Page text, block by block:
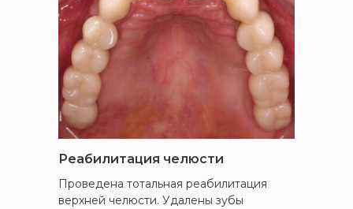
Реабилитация челюсти
Проведена тотальная реабилитация
верхней челюсти. Удалены зубы